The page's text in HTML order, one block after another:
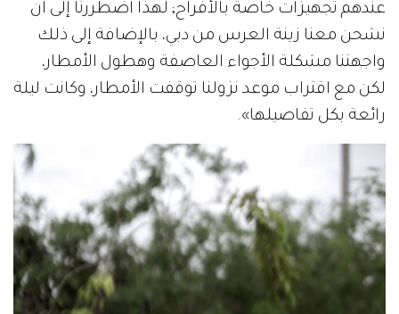
عندهم تجهيزات خاصة بالأفراح; لهذا اضطررنا إلى أن
نشحن معنا زينة العرس من دبي، بالإضافة إلى ذلك
واجهتنا مشكلة الأجواء العاصفة وهطول الأمطار،
لكن مع اقتراب موعد نزولنا توقفت الأمطار، وكانت ليلة
رائعة بكل تفاصيلها».